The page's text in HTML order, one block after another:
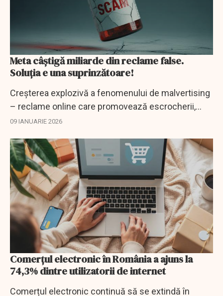
Meta câștigă miliarde din reclame false.
Soluția e una suprinzătoare!
Creșterea explozivă a fenomenului de malvertising
– reclame online care promovează escrocherii,
produse interzise sau distribuie malware –
marilor...
09 IANUARIE 2026
Comerțul electronic în România a ajuns la
74,3% dintre utilizatorii de internet
Comerțul electronic continuă să se extindă în